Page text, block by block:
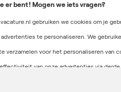
er bent! Mogen we iets vragen?
gebruiken we cookies om je
te personaliseren. We
verzamelen voor het personaliseren van
van onze advertenties via derde